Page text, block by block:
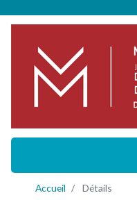
Accueil Détails